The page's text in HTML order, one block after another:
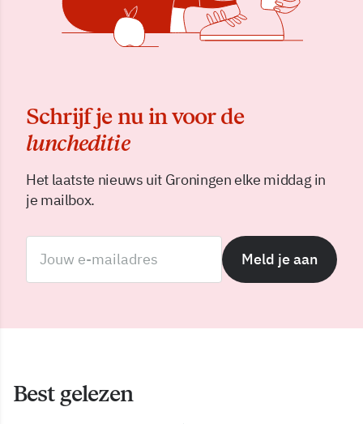
Schrijf je nu in voor de
luncheditie
Het laatste nieuws uit Groningen elke middag in
je mailbox.
Meld je aan
Best gelezen